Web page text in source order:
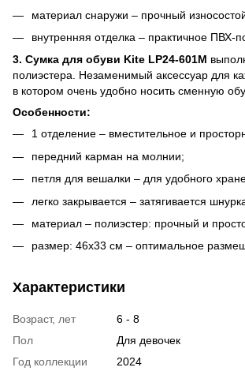
материал снаружи – прочный
внутренняя отделка – практичное ПВХ-
3. Сумка для обуви Kite LP24-601M
полиэстера. Незаменимый аксессуар для
в котором очень удобно носить сменную
Особенности:
1 отделение – вместительное и
передний карман на молнии;
петля для вешалки – для удобного
легко закрывается – затягивается
материал – полиэстер: прочный и
размер: 46x33 см – оптимальное
Характеристики
Возраст, лет
6 - 8
Пол
Для девочек
Год коллекции
2024